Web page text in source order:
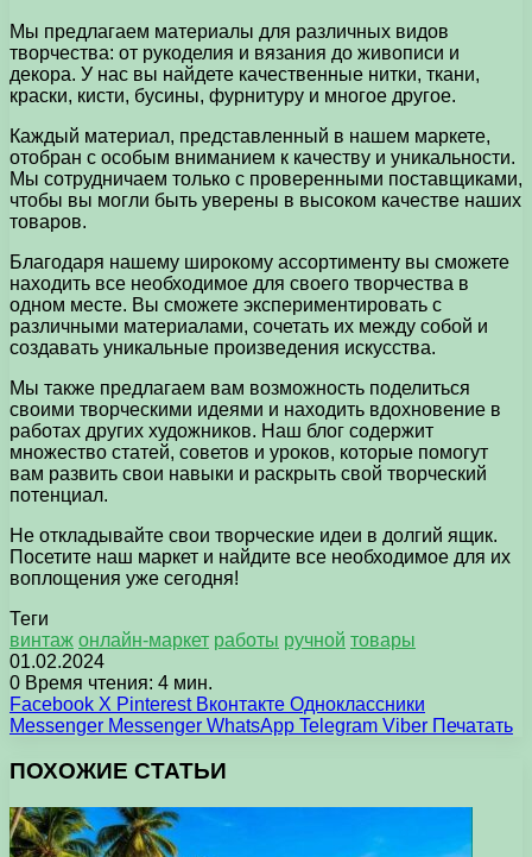
Мы предлагаем материалы для различных видов
творчества: от рукоделия и вязания до живописи и
декора. У нас вы найдете качественные нитки, ткани,
краски, кисти, бусины, фурнитуру и многое другое.
Каждый материал, представленный в нашем маркете,
отобран с особым вниманием к качеству и уникальности.
Мы сотрудничаем только с проверенными поставщиками,
чтобы вы могли быть уверены в высоком качестве наших
товаров.
Благодаря нашему широкому ассортименту вы сможете
находить все необходимое для своего творчества в
одном месте. Вы сможете экспериментировать с
различными материалами, сочетать их между собой и
создавать уникальные произведения искусства.
Мы также предлагаем вам возможность поделиться
своими творческими идеями и находить вдохновение в
работах других художников. Наш блог содержит
множество статей, советов и уроков, которые помогут
вам развить свои навыки и раскрыть свой творческий
потенциал.
Не откладывайте свои творческие идеи в долгий ящик.
Посетите наш маркет и найдите все необходимое для их
воплощения уже сегодня!
Теги
винтаж онлайн-маркет работы ручной товары
01.02.2024
0 Время чтения: 4 мин.
Facebook X Pinterest Вконтакте Одноклассники
Messenger Messenger WhatsApp Telegram Viber Печатать
ПОХОЖИЕ СТАТЬИ